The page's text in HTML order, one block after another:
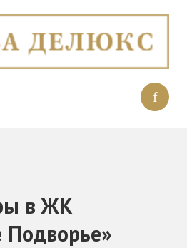
в ЖК
Подворье»